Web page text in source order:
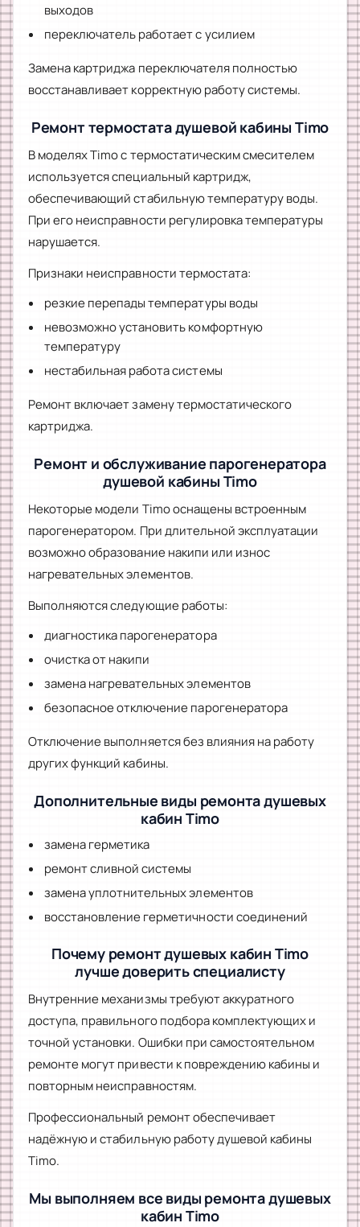
выходов
переключатель работает с усилием
Замена картриджа переключателя полностью
восстанавливает корректную работу системы.
Ремонт термостата душевой кабины Timo
В моделях Timo с термостатическим смесителем
используется специальный картридж,
обеспечивающий стабильную температуру воды.
При его неисправности регулировка температуры
нарушается.
Признаки неисправности термостата:
резкие перепады температуры воды
невозможно установить комфортную
температуру
нестабильная работа системы
Ремонт включает замену термостатического
картриджа.
Ремонт и обслуживание парогенератора
душевой кабины Timo
Некоторые модели Timo оснащены встроенным
парогенератором. При длительной эксплуатации
возможно образование накипи или износ
нагревательных элементов.
Выполняются следующие работы:
диагностика парогенератора
очистка от накипи
замена нагревательных элементов
безопасное отключение парогенератора
Отключение выполняется без влияния на работу
других функций кабины.
Дополнительные виды ремонта душевых
кабин Timo
замена герметика
ремонт сливной системы
замена уплотнительных элементов
восстановление герметичности соединений
Почему ремонт душевых кабин Timo
лучше доверить специалисту
Внутренние механизмы требуют аккуратного
доступа, правильного подбора комплектующих и
точной установки. Ошибки при самостоятельном
ремонте могут привести к повреждению кабины и
повторным неисправностям.
Профессиональный ремонт обеспечивает
надёжную и стабильную работу душевой кабины
Timo.
Мы выполняем все виды ремонта душевых
кабин Timo